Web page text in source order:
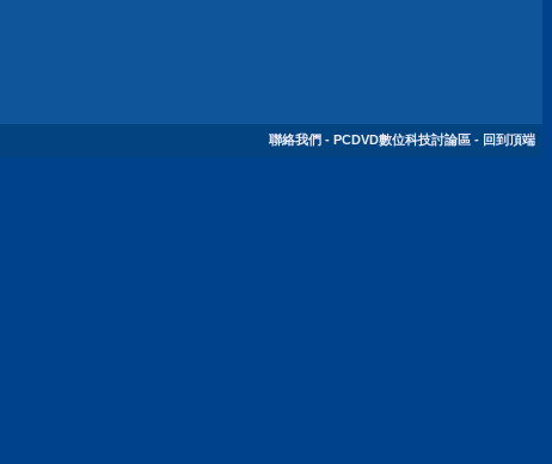
聯絡我們 - PCDVD數位科技討論區 - 回到頂端